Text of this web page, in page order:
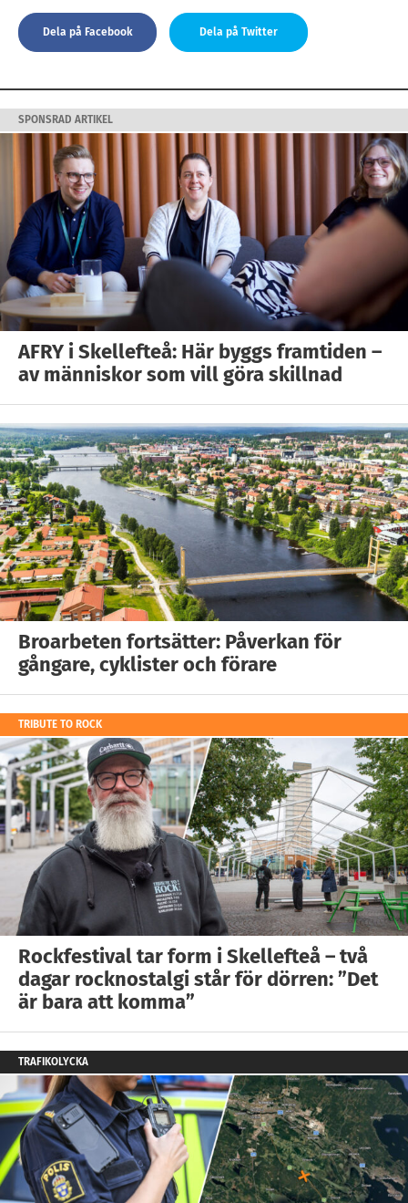
Dela på Facebook Dela på Twitter
SPONSRAD ARTIKEL
AFRY i Skellefteå: Här byggs framtiden –
av människor som vill göra skillnad
Broarbeten fortsätter: Påverkan för
gångare, cyklister och förare
TRIBUTE TO ROCK
Rockfestival tar form i Skellefteå – två
dagar rocknostalgi står för dörren: ”Det
är bara att komma”
TRAFIKOLYCKA